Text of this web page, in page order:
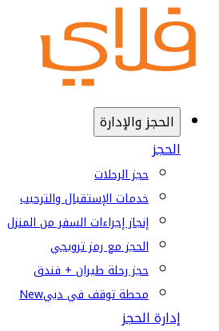
الحجز والإدارة
الحجز
حجز الرحلات
خدمات الإستقبال والترحيب
إنجاز إجراءات السفر من المنزل
الحجز مع رمز ترويجي
حجز رحلة طيران + فندق
محطة توقف في دبيNew
إدارة الحجز